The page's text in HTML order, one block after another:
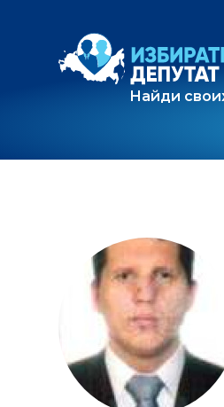
Найди